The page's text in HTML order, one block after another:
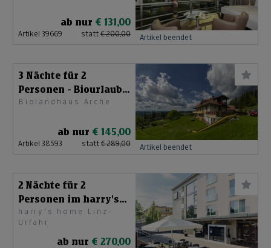
ab nur € 131,00
Artikel 39669 statt € 200,00 Artikel beendet
3 Nächte für 2
Personen - Biourlaub
Kärnten
Biolandhaus Arche
ab nur € 145,00
Artikel 38593 statt € 289,00 Artikel beendet
2 Nächte für 2
Personen im harry's
home Linz
harry's home Linz-
Urfahr
ab nur € 270,00